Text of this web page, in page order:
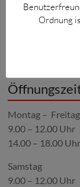
Telefon: 0 27 71
Montag – Freitag
9.00 – 12.00 Uhr
14.00 – 18.00 Uhr
Samstag
9.00 – 12.00 Uhr
Ordnung